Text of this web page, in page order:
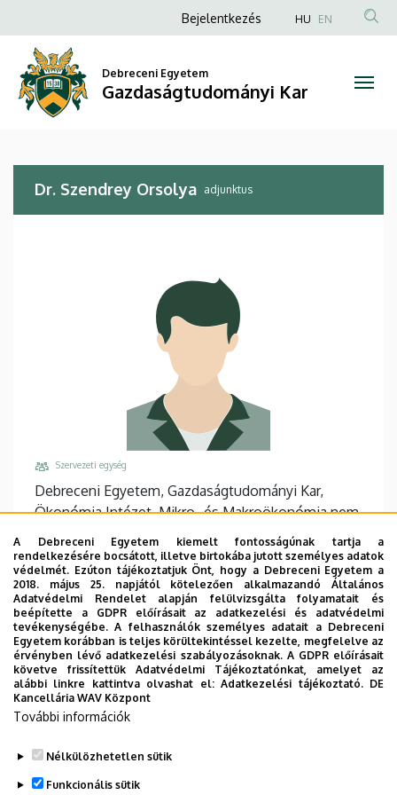
Szendrey
Orsolya
Gazdaságtudományi
Kar
a
tartalomra
Anonim
fiók
menüje
Bejelentkezés HU EN
Debreceni Egyetem
Gazdaságtudományi Kar
Dr. Szendrey Orsolya adjunktus
Szervezeti egység
Debreceni Egyetem, Gazdaságtudományi Kar,
Ökonómia Intézet, Mikro- és Makroökonómia nem
Központi telefonszám, mellék
+36 52 508 444 / 86945
Email
szendrey.orsolya@econ.unideb.hu
Cím
4032 Debrecen Böszörményi út 138
Épület, emelet, ajtó
földszint, 14
A Debreceni Egyetem kiemelt fontosságúnak tartja a
rendelkezésére bocsátott, illetve birtokába jutott személyes adatok
védelmét. Ezúton tájékoztatjuk Önt, hogy a Debreceni Egyetem a
2018. május 25. napjától kötelezően alkalmazandó Általános
Adatvédelmi Rendelet alapján felülvizsgálta folyamatait és
beépítette a GDPR előírásait az adatkezelési és adatvédelmi
tevékenységébe. A felhasználók személyes adatait a Debreceni
Egyetem korábban is teljes körültekintéssel kezelte, megfelelve az
érvényben lévő adatkezelési szabályozásoknak. A GDPR előírásait
követve frissítettük Adatvédelmi Tájékoztatónkat, amelyet az
alábbi linkre kattintva olvashat el:Adatkezelési tájékoztató. DE
Kancellária WAV Központ
További információk
Nélkülözhetetlen sütik
Funkcionális sütik